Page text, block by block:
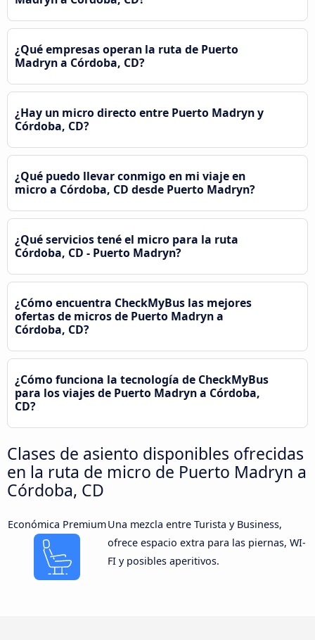
¿Qué empresas operan la ruta de Puerto
Madryn a Córdoba, CD?
¿Hay un micro directo entre Puerto Madryn y
Córdoba, CD?
¿Qué puedo llevar conmigo en mi viaje en
micro a Córdoba, CD desde Puerto Madryn?
¿Qué servicios tené el micro para la ruta
Córdoba, CD - Puerto Madryn?
¿Cómo encuentra CheckMyBus las mejores
ofertas de micros de Puerto Madryn a
Córdoba, CD?
¿Cómo funciona la tecnología de CheckMyBus
para los viajes de Puerto Madryn a Córdoba,
CD?
Clases de asiento disponibles ofrecidas
en la ruta de micro de Puerto Madryn a
Córdoba, CD
Económica PremiumUna mezcla entre Turista y Business,
ofrece espacio extra para las piernas, WI-
FI y posibles aperitivos.